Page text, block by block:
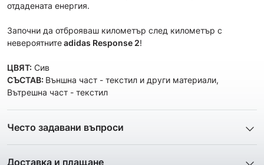
отдадената енергия.
Започни да отброяваш километър след километър с
невероятнитеadidas Response 2!
ЦВЯТ: Сив
СЪСТАВ: Външнa част - текстил и други материали,
Вътрешна част - текстил
Често задавани въпроси
Доставка и плащане